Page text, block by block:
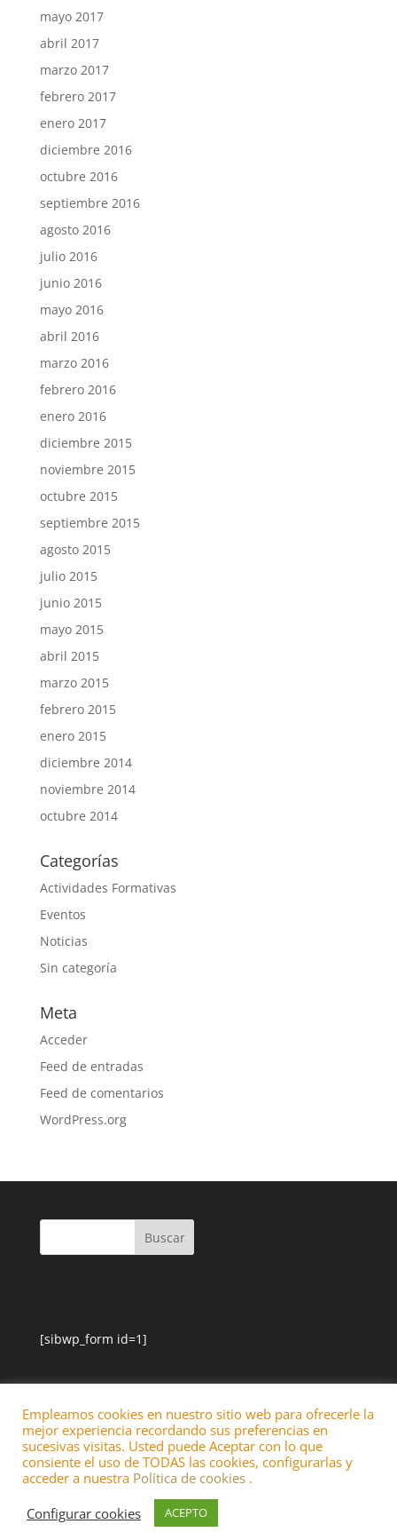
mayo 2017
abril 2017
marzo 2017
febrero 2017
enero 2017
diciembre 2016
octubre 2016
septiembre 2016
agosto 2016
julio 2016
junio 2016
mayo 2016
abril 2016
marzo 2016
febrero 2016
enero 2016
diciembre 2015
noviembre 2015
octubre 2015
septiembre 2015
agosto 2015
julio 2015
junio 2015
mayo 2015
abril 2015
marzo 2015
febrero 2015
enero 2015
diciembre 2014
noviembre 2014
octubre 2014
Categorías
Actividades Formativas
Eventos
Noticias
Sin categoría
Meta
Acceder
Feed de entradas
Feed de comentarios
WordPress.org
[sibwp_form id=1]
Diseñado porElegant Themes
Empleamos cookies en nuestro sitio web para ofrecerle la
mejor experiencia recordando sus preferencias en
sucesivas visitas. Usted puede Aceptar con lo que
consiente el uso de TODAS las cookies, configurarlas y
acceder a nuestra Política de cookies .
Configurar cookies
ACEPTO